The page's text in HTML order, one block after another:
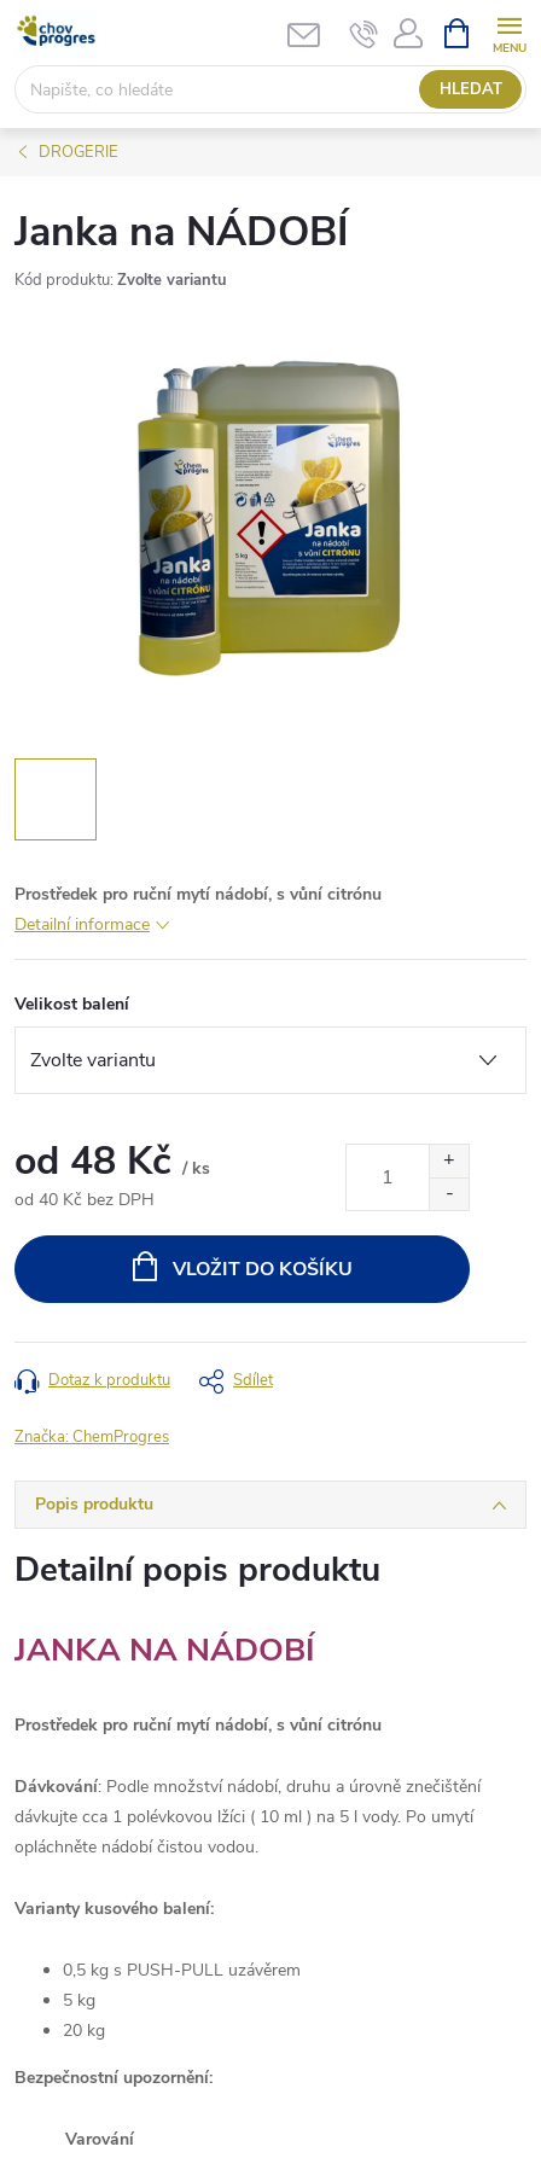
Přejít
obsah
HLEDAT
NÁKUPNÍ
KOŠÍK
DROGERIE
Janka na NÁDOBÍ
Kód produktu: Zvolte variantu
Prostředek pro ruční mytí nádobí, s vůní citrónu
Detailní informace
Velikost balení
od 48 Kč / ks
od 40 Kč bez DPH
cena:
VLOŽIT DO KOŠÍKU
Dotaz k produktu Sdílet
Značka:ChemProgres
Popis produktu
Detailní popis produktu
JANKA NA NÁDOBÍ
Prostředek pro ruční mytí nádobí, s vůní citrónu
Dávkování: Podle množství nádobí, druhu a úrovně znečištění
dávkujte cca 1 polévkovou lžíci ( 10 ml ) na 5 l vody. Po umytí
opláchněte nádobí čistou vodou.
Varianty kusového balení:
0,5 kg s PUSH-PULL uzávěrem
5 kg
20 kg
Bezpečnostní upozornění:
Varování